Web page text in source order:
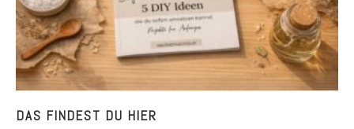
DAS FINDEST DU HIER